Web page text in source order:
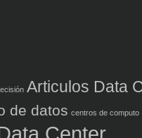
Articulos Data
de datos centros de computo
Center